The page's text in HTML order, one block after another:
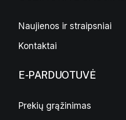
Naujienos ir straipsniai
Kontaktai
E-PARDUOTUVĖ
Prekių grąžinimas